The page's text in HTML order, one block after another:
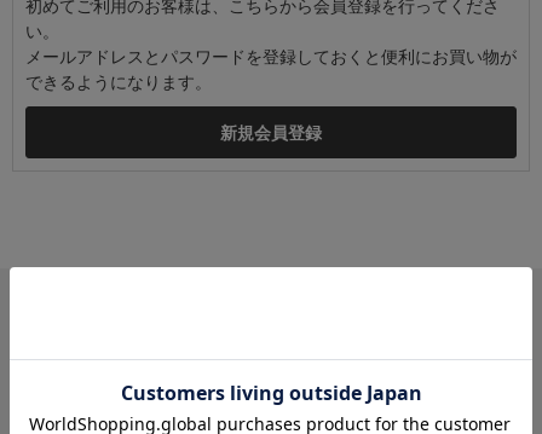
初めてご利用のお客様は、こちらから会員登録を行ってくださ
い。
メールアドレスとパスワードを登録しておくと便利にお買い物が
できるようになります。